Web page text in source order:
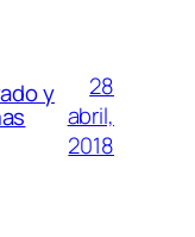
y
28
abril,
2018